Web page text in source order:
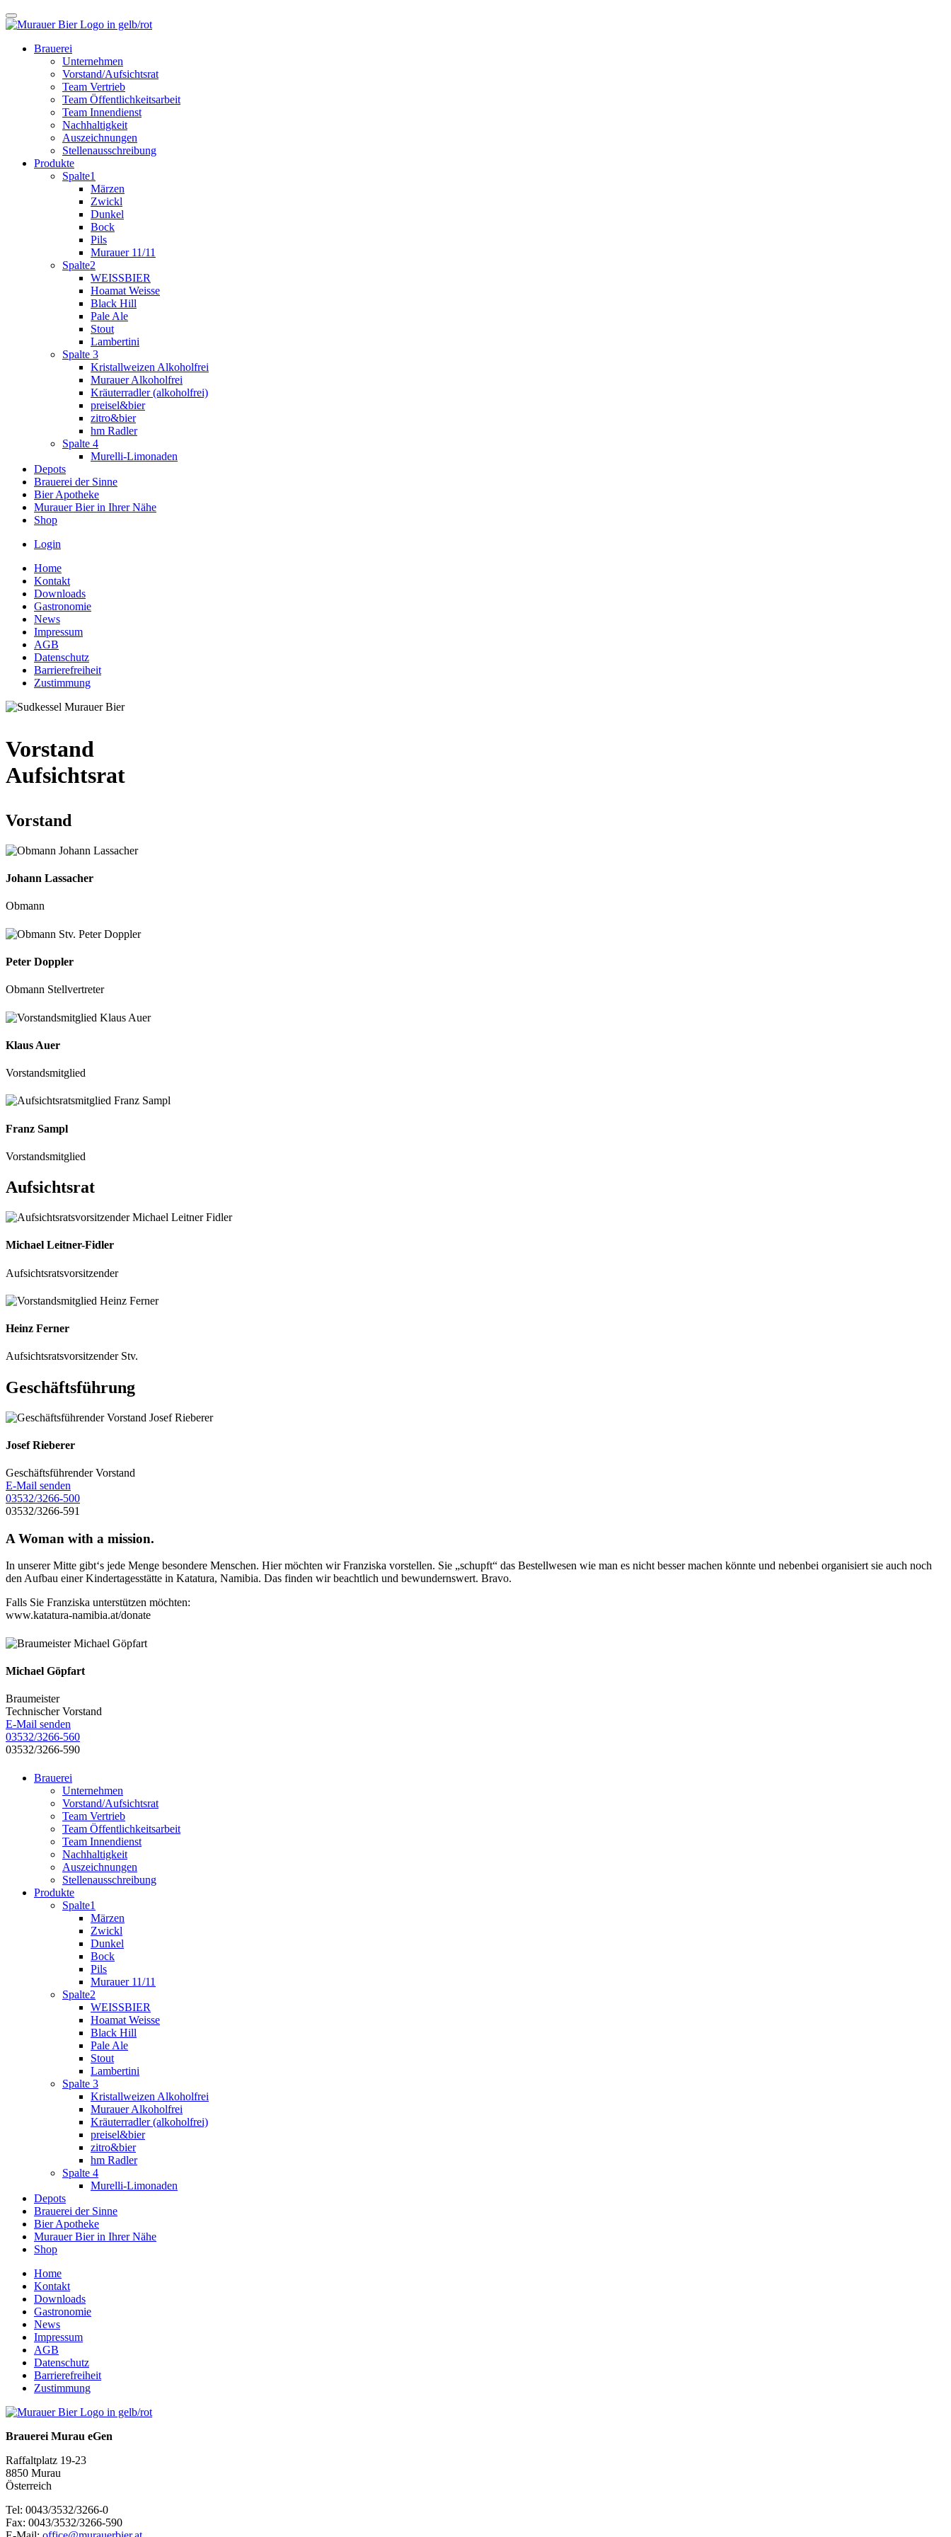
Brauerei
Unternehmen
Vorstand/Aufsichtsrat
Team Vertrieb
Team Öffentlichkeitsarbeit
Team Innendienst
Nachhaltigkeit
Auszeichnungen
Stellenausschreibung
Produkte
Spalte1
Märzen
Zwickl
Dunkel
Bock
Pils
Murauer 11/11
Spalte2
WEISSBIER
Hoamat Weisse
Black Hill
Pale Ale
Stout
Lambertini
Spalte 3
Kristallweizen Alkoholfrei
Murauer Alkoholfrei
Kräuterradler (alkoholfrei)
preisel&bier
zitro&bier
hm Radler
Spalte 4
Murelli-Limonaden
Depots
Brauerei der Sinne
Bier Apotheke
Murauer Bier in Ihrer Nähe
Shop
Login
Home
Kontakt
Downloads
Gastronomie
News
Impressum
AGB
Datenschutz
Barrierefreiheit
Zustimmung
Vorstand
Aufsichtsrat
Vorstand
Johann Lassacher
Obmann
Peter Doppler
Obmann Stellvertreter
Klaus Auer
Vorstandsmitglied
Franz Sampl
Vorstandsmitglied
Aufsichtsrat
Michael Leitner-Fidler
Aufsichtsratsvorsitzender
Heinz Ferner
Aufsichtsratsvorsitzender Stv.
Geschäftsführung
Josef Rieberer
Geschäftsführender Vorstand
E-Mail senden
03532/3266-500
03532/3266-591
A Woman with a mission.
In unserer Mitte gibt‘s jede Menge besondere Menschen. Hier möchten wir Franziska vorstellen. Sie „schupft“ das Bestellwesen wie man es nicht besser machen könnte und nebenbei organisiert sie auch noch
den Aufbau einer Kindertagesstätte in Katatura, Namibia. Das finden wir beachtlich und bewundernswert. Bravo.
Falls Sie Franziska unterstützen möchten:
www.katatura-namibia.at/donate
Michael Göpfart
Braumeister
Technischer Vorstand
E-Mail senden
03532/3266-560
03532/3266-590
Brauerei
Unternehmen
Vorstand/Aufsichtsrat
Team Vertrieb
Team Öffentlichkeitsarbeit
Team Innendienst
Nachhaltigkeit
Auszeichnungen
Stellenausschreibung
Produkte
Spalte1
Märzen
Zwickl
Dunkel
Bock
Pils
Murauer 11/11
Spalte2
WEISSBIER
Hoamat Weisse
Black Hill
Pale Ale
Stout
Lambertini
Spalte 3
Kristallweizen Alkoholfrei
Murauer Alkoholfrei
Kräuterradler (alkoholfrei)
preisel&bier
zitro&bier
hm Radler
Spalte 4
Murelli-Limonaden
Depots
Brauerei der Sinne
Bier Apotheke
Murauer Bier in Ihrer Nähe
Shop
Home
Kontakt
Downloads
Gastronomie
News
Impressum
AGB
Datenschutz
Barrierefreiheit
Zustimmung
Brauerei Murau eGen
Raffaltplatz 19-23
8850 Murau
Österreich
Tel: 0043/3532/3266-0
Fax: 0043/3532/3266-590